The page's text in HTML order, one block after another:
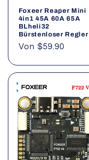
Foxeer Reaper Mini
4in1 45A 60A 65A
BLheli32
Bürstenloser Regler
Normaler
Von $59.90